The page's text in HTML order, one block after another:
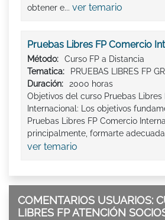
obtener e... ver temario
Pruebas Libres FP Comercio
Método:
Curso FP a Distancia
Tematica:
PRUEBAS LIBRES FP
Duración:
2000 horas
Objetivos del curso Pruebas Libres
Internacional: Los objetivos
Pruebas Libres FP Comercio
principalmente, formarte
ver temario
COMENTARIOS USUARIOS:
LIBRES FP ATENCIÓN